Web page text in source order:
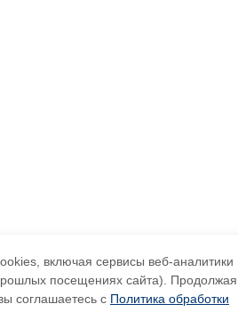
включая сервисы веб-аналитики
посещениях сайта). Продолжая
соглашаетесь с Политика обработки